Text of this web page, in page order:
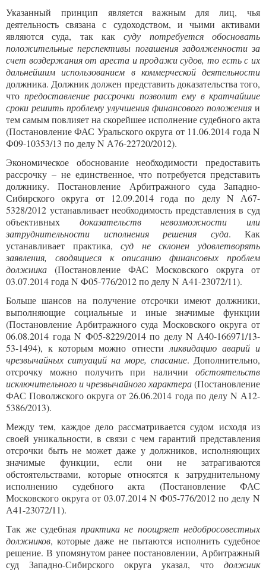
Указанный принцип является важным для лиц, чья
деятельность связана с судоходством, и чьими активами
являются суда, так каксуду потребуется обосновать
положительные перспективы погашения задолженности за
счет воздержания от ареста и продажи судов, то есть с их
дальнейшим использованием в коммерческой деятельности
должника. Должник должен представить доказательства того,
что предоставление рассрочки позволит ему в кратчайшие
сроки решить проблему улучшения финансового положения и
тем самым повлияет на скорейшее исполнение судебного акта
(Постановление ФАС Уральского округа от 11.06.2014 года N
Ф09-10353/13 по делу N А76-22720/2012).
Экономическое обоснование необходимости предоставить
рассрочку – не единственное, что потребуется представить
должнику. Постановление Арбитражного суда Западно-
Сибирского округа от 12.09.2014 года по делу N А67-
5328/2012 устанавливает необходимость представления в суд
объективных доказательств невозможности или
затруднительности исполнения решения суда. Как
устанавливает практика,суд не склонен удовлетворять
заявления, сводящиеся к описанию финансовых проблем
должника (Постановление ФАС Московского округа от
03.07.2014 года N Ф05-776/2012 по делу N А41-23072/11).
Больше шансов на получение отсрочки имеют должники,
выполняющие социальные и иные значимые функции
(Постановление Арбитражного суда Московского округа от
06.08.2014 года N Ф05-8229/2014 по делу N А40-166971/13-
53-1494), к которым можно отнести ликвидацию аварий и
чрезвычайных ситуаций на море, спасание. Дополнительно,
отсрочку можно получить при наличии обстоятельств
исключительного и чрезвычайного характера(Постановление
ФАС Поволжского округа от 26.06.2014 года по делу N А12-
5386/2013).
Между тем, каждое дело рассматривается судом исходя из
своей уникальности, в связи с чем гарантий представления
отсрочки быть не может даже у должников, исполняющих
значимые функции, если они не затрагиваются
обстоятельствами, которые относятся к затруднительному
исполнению судебного акта (Постановление ФАС
Московского округа от 03.07.2014 N Ф05-776/2012 по делу N
А41-23072/11).
Так же судебная практика не поощряет недобросовестных
должников, которые даже не пытаются исполнить судебное
решение. В упомянутом ранее постановлении, Арбитражный
суд Западно-Сибирского округа указал, что должник